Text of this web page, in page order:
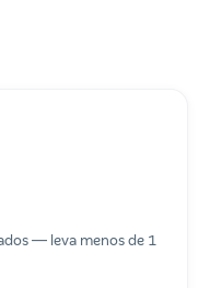
— leva menos de 1